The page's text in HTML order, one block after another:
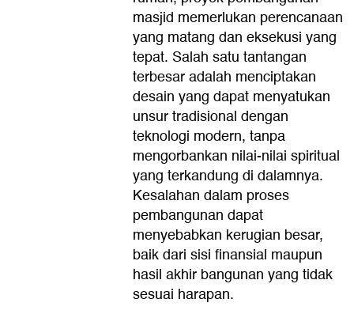
masjid memerlukan perencanaan
yang matang dan eksekusi yang
tepat. Salah satu tantangan
terbesar adalah menciptakan
desain yang dapat menyatukan
unsur tradisional dengan
teknologi modern, tanpa
mengorbankan nilai-nilai spiritual
yang terkandung di dalamnya.
Kesalahan dalam proses
pembangunan dapat
menyebabkan kerugian besar,
baik dari sisi finansial maupun
hasil akhir bangunan yang tidak
sesuai harapan.